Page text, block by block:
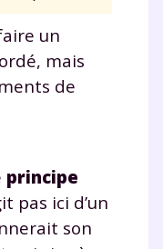
un
mais
de
principe
pas ici d’un
son